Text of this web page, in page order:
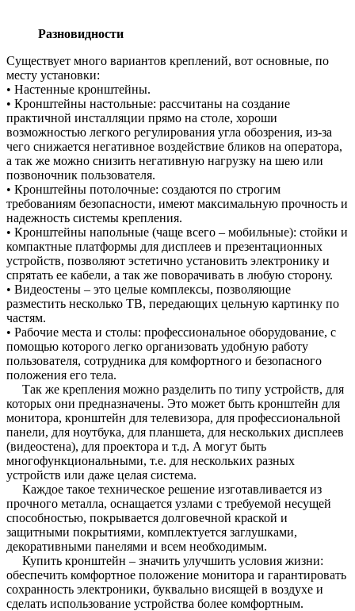
Разновидности
Существует много вариантов креплений, вот основные, по
месту установки:
• Настенные кронштейны.
• Кронштейны настольные: рассчитаны на создание
практичной инсталляции прямо на столе, хороши
возможностью легкого регулирования угла обозрения, из-за
чего снижается негативное воздействие бликов на оператора,
а так же можно снизить негативную нагрузку на шею или
позвоночник пользователя.
• Кронштейны потолочные: создаются по строгим
требованиям безопасности, имеют максимальную прочность и
надежность системы крепления.
• Кронштейны напольные (чаще всего – мобильные): стойки и
компактные платформы для дисплеев и презентационных
устройств, позволяют эстетично установить электронику и
спрятать ее кабели, а так же поворачивать в любую сторону.
• Видеостены – это целые комплексы, позволяющие
разместить несколько ТВ, передающих цельную картинку по
частям.
• Рабочие места и столы: профессиональное оборудование, с
помощью которого легко организовать удобную работу
пользователя, сотрудника для комфортного и безопасного
положения его тела.
Так же крепления можно разделить по типу устройств, для
которых они предназначены. Это может быть кронштейн для
монитора, кронштейн для телевизора, для профессиональной
панели, для ноутбука, для планшета, для нескольких дисплеев
(видеостена), для проектора и т.д. А могут быть
многофункциональными, т.е. для нескольких разных
устройств или даже целая система.
Каждое такое техническое решение изготавливается из
прочного металла, оснащается узлами с требуемой несущей
способностью, покрывается долговечной краской и
защитными покрытиями, комплектуется заглушками,
декоративными панелями и всем необходимым.
Купить кронштейн – значить улучшить условия жизни:
обеспечить комфортное положение монитора и гарантировать
сохранность электроники, буквально висящей в воздухе и
сделать использование устройства более комфортным.